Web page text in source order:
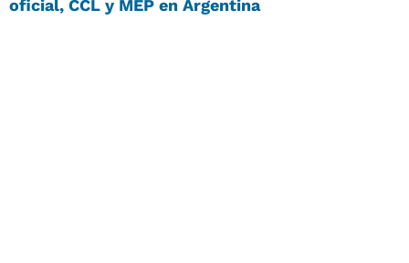
oficial, CCL y MEP en Argentina